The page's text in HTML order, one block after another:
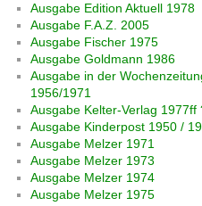
Ausgabe Edition Aktuell 1978
Ausgabe F.A.Z. 2005
Ausgabe Fischer 1975
Ausgabe Goldmann 1986
Ausgabe in der
1956/1971
Ausgabe Kelter-Verlag 1977ff
Ausgabe Kinderpost 1950 /
Ausgabe Melzer 1971
Ausgabe Melzer 1973
Ausgabe Melzer 1974
Ausgabe Melzer 1975